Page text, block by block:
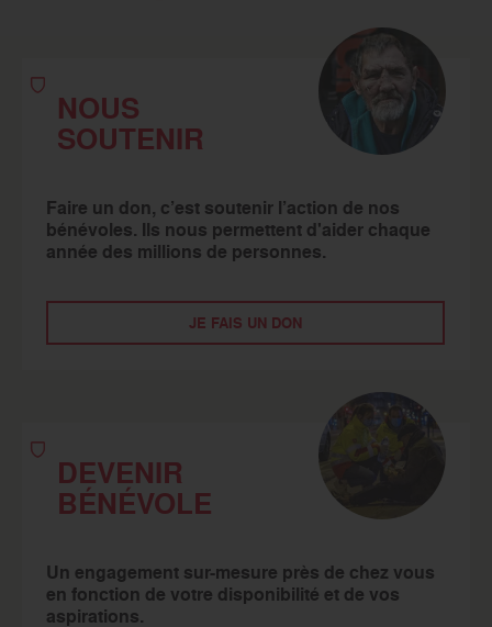
NOUS
SOUTENIR
Faire un don, c’est soutenir l’action de nos
bénévoles. Ils nous permettent d'aider chaque
année des millions de personnes.
JE FAIS UN DON
DEVENIR
BÉNÉVOLE
Un engagement sur-mesure près de chez vous
en fonction de votre disponibilité et de vos
aspirations.